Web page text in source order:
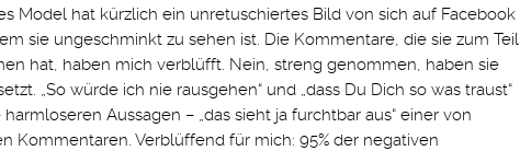
Model hat kürzlich ein unretuschiertes Bild von sich auf Facebook
sie ungeschminkt zu sehen ist. Die Kommentare, die sie zum Teil
hat, haben mich verblüfft. Nein, streng genommen, haben sie
„So würde ich nie rausgehen“ und „dass Du Dich so was traust“
Aussagen – „das sieht ja furchtbar aus“ einer von
Kommentaren. Verblüffend für mich: 95% der negativen